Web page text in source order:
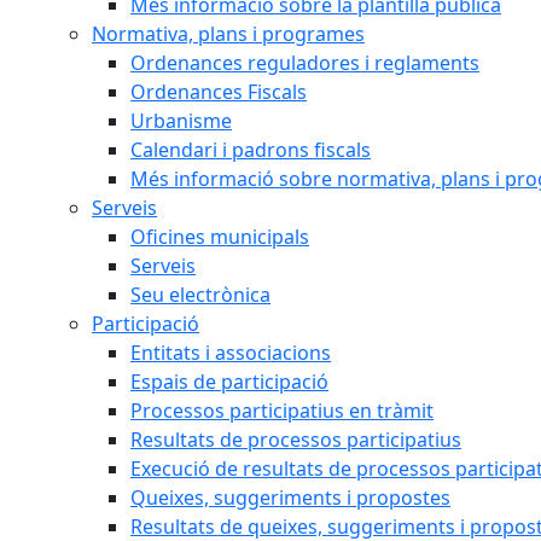
Normativa, plans i programes
Ordenances reguladores i reglaments
Ordenances Fiscals
Urbanisme
Calendari i padrons fiscals
Més informació sobre normativa, plans i
Serveis
Oficines municipals
Serveis
Seu electrònica
Participació
Entitats i associacions
Espais de participació
Processos participatius en tràmit
Resultats de processos participatius
Execució de resultats de processos
Queixes, suggeriments i propostes
Resultats de queixes, suggeriments i